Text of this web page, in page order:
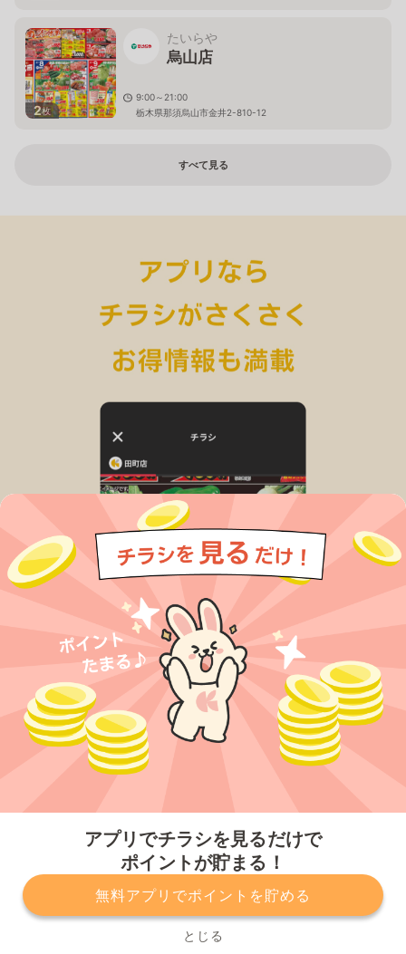
アプリでチラシを見るだけで
ポイントが貯まる！
無料アプリでポイントを貯める
とじる
2枚
たいらや
烏山店
9:00～21:00
栃木県那須烏山市金井2-810-12
すべて見る
プライバシーポリシー 利用規約
運営会社
サービスに関してのお問い合わせ